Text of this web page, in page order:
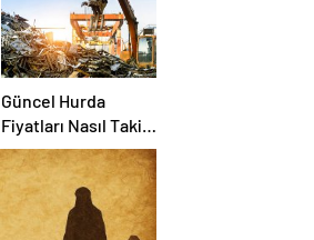
Güncel Hurda
Fiyatları Nasıl Takip
Edilir?